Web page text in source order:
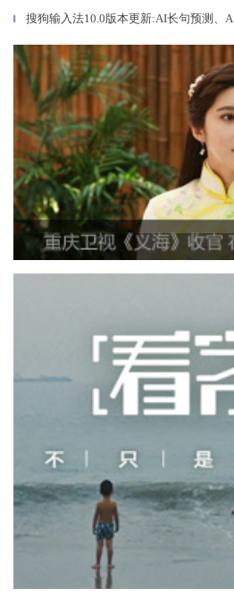
▎ 搜狗输入法10.0版本更新:AI长句预测、A